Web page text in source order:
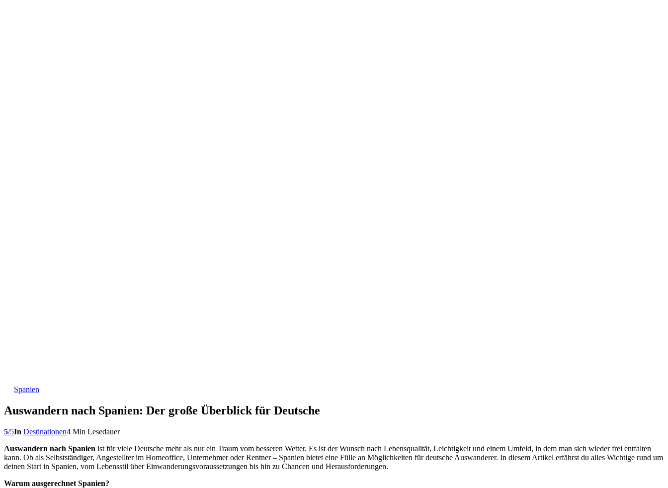
Spanien
Auswandern nach Spanien: Der große Überblick für Deutsche
5/5In Destinationen4 Min Lesedauer
Auswandern nach Spanien ist für viele Deutsche mehr als nur ein Traum vom besseren Wetter. Es ist der Wunsch nach Lebensqualität, Leichtigkeit und einem Umfeld, in dem man sich wieder frei entfalten
kann. Ob als Selbstständiger, Angestellter im Homeoffice, Unternehmer oder Rentner – Spanien bietet eine Fülle an Möglichkeiten für deutsche Auswanderer. In diesem Artikel erfährst du alles Wichtige rund um
deinen Start in Spanien, vom Lebensstil über Einwanderungsvoraussetzungen bis hin zu Chancen und Herausforderungen.
Warum ausgerechnet Spanien?